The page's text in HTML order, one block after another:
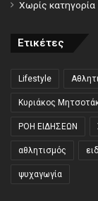
Χωρίς κατηγορία
Ετικέτες
Lifestyle
Κυριάκος
ΡΟΗ ΕΙΔΗΣΕΩΝ
αθλητισμός
ψυχαγωγία